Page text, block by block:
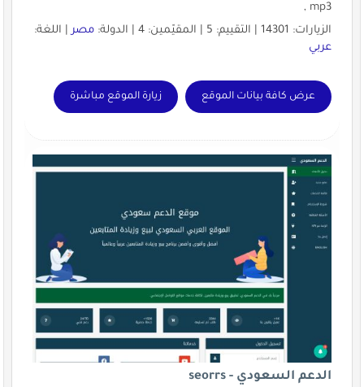
mp3 ,
الزيارات: 14301 | التقييم: 5 | المقيّمين: 4 | الدولة:
مصر| اللغة:
عربي
عرض كافة بيانات الموقع زيارة الموقع مباشرة
الدعم السعودي - seorrs